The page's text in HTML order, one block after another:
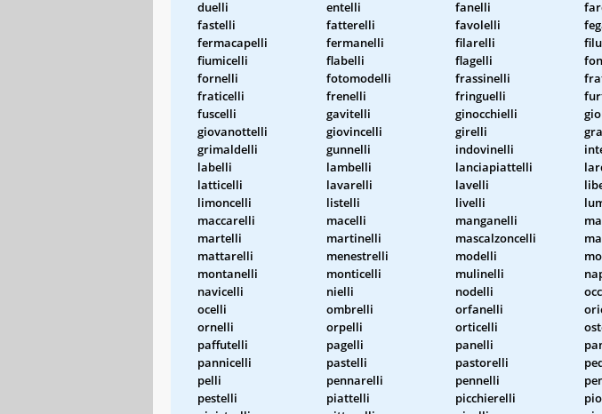
duelli
entelli fanelli
fastelli
fatterelli favolelli
fermacapelli
fermanelli filarelli
fiumicelli
flabelli flagelli
fornelli
fotomodelli frassinelli
fraticelli
frenelli fringuelli
fuscelli
gavitelli ginocchielli
giovanottelli
giovincelli girelli
grimaldelli
gunnelli indovinelli
labelli
lambelli lanciapiattelli
latticelli
lavarelli lavelli
limoncelli
listelli livelli
maccarelli
macelli manganelli
martelli
martinelli mascalzoncelli
mattarelli
menestrelli modelli
montanelli
monticelli mulinelli
navicelli
nielli nodelli
ocelli
ombrelli orfanelli
ornelli
orpelli orticelli
paffutelli
pagelli panelli
pannicelli
pastelli pastorelli
pelli
pennarelli pennelli
pestelli
piattelli picchierelli